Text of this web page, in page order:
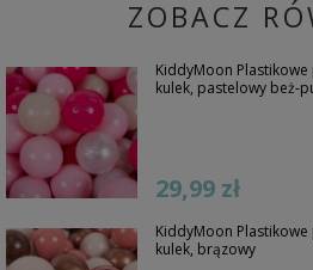
ZOBACZ
KiddyMoon Plastikowe
kulek, pastelowy beż-
29,99 zł
KiddyMoon Plastikowe
kulek, brązowy